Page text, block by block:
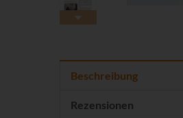
Beschreibung
Rezensionen